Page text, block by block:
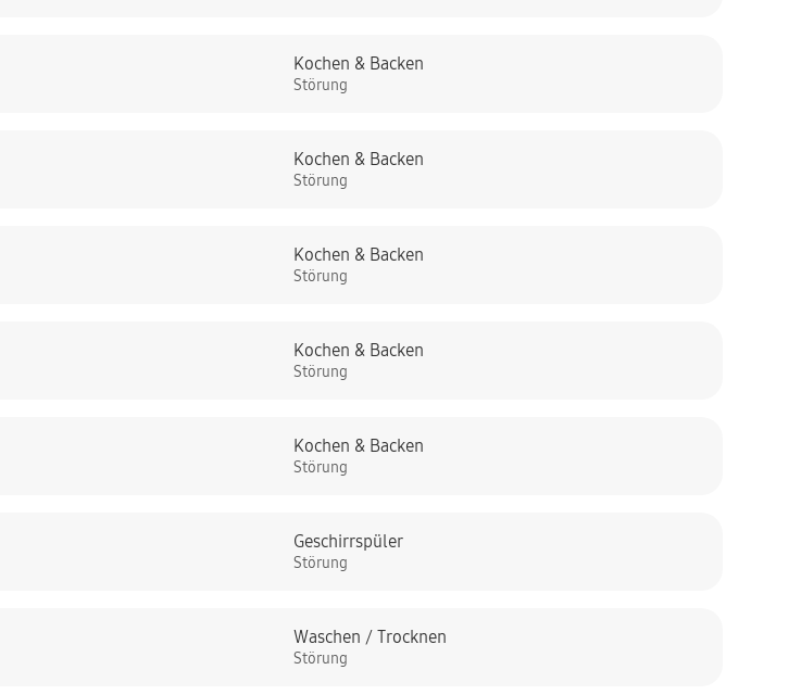
Kochen & Backen
Störung
Kochen & Backen
Störung
Kochen & Backen
Störung
Kochen & Backen
Störung
Kochen & Backen
Störung
Geschirrspüler
Störung
Waschen / Trocknen
Störung